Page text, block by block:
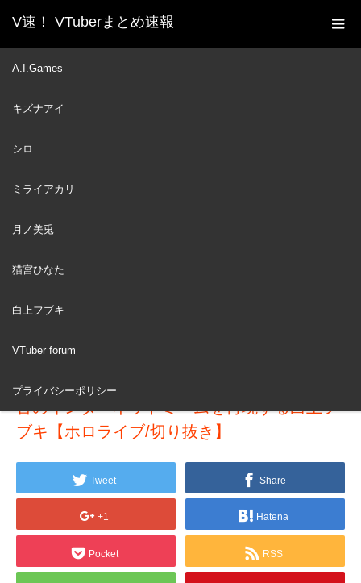
V速！ VTuberまとめ速報
A.I.Games
キズナアイ
シロ
ミライアカリ
月ノ美兎
猫宮ひなた
白上フブキ
VTuber forum
プライバシーポリシー
ホーム
新着動画一覧
23
古のインターネットミームを再現する白上フ
ブキ【ホロライブ/切り抜き】
Tweet Share
+1 Hatena
Pocket RSS